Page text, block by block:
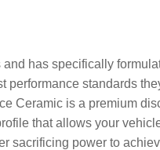
has specifically
performance standards
Ceramic is a premium
that allows your
sacrificing power to